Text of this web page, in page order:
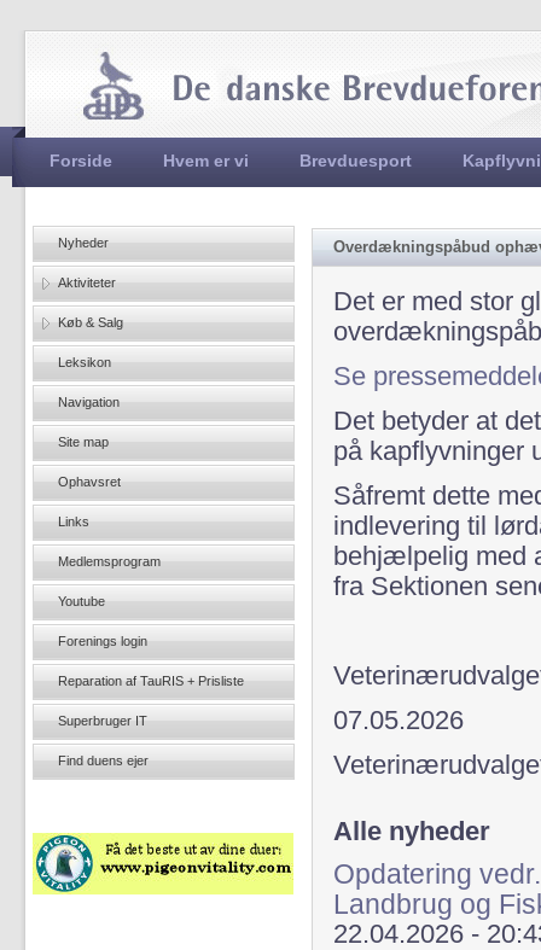
Hovedmenu
Forside Hvem er vi Brevduesport
Overdækningspåbud
Det er med stor
Se
Det betyder at
på kapflyvninger
Såfremt dette
indlevering til
behjælpelig med
fra Sektionen
07.05.2026
Alle nyheder
Opdatering
Landbrug og
22.04.2026 -
Nyheder
Aktiviteter
Køb & Salg
Leksikon
Navigation
Site map
Ophavsret
Links
Medlemsprogram
Youtube
Forenings login
Reparation af TauRIS + Prisliste
Superbruger IT
Find duens ejer